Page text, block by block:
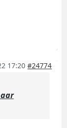
17:20 #24774